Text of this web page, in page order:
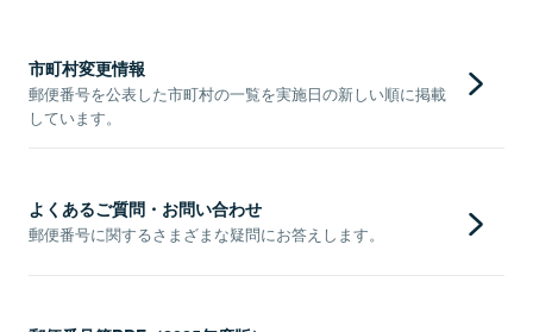
市町村変更情報
郵便番号を公表した市町村の一覧を実施日の新しい順に掲載
しています。
よくあるご質問・お問い合わせ
郵便番号に関するさまざまな疑問にお答えします。